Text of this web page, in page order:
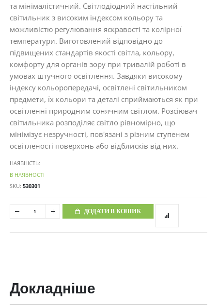
та мінімалістичний. Світлодіодний настільний
світильник з високим індексом кольору та
можливістю регулювання яскравості та колірної
температури. Виготовлений відповідно до
підвищених стандартів якості світла, кольору,
комфорту для органів зору при тривалій роботі в
умовах штучного освітлення. Завдяки високому
індексу кольоропередачі, освітлені світильником
предмети, їх кольори та деталі сприймаються як при
освітленні природним сонячним світлом. Розсіювач
світильника розподіляє світло рівномірно, що
мінімізує незручності, пов'язані з різним ступенем
освітленості поверхонь або відблисків від них.
НАЯВНІСТЬ:
В НАЯВНОСТІ
SKU 530301
ДОДАТИ В КОШИК
Докладніше